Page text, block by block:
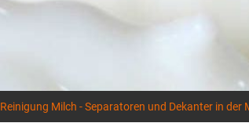
Reinigung Milch - Separatoren und Dekanter in der